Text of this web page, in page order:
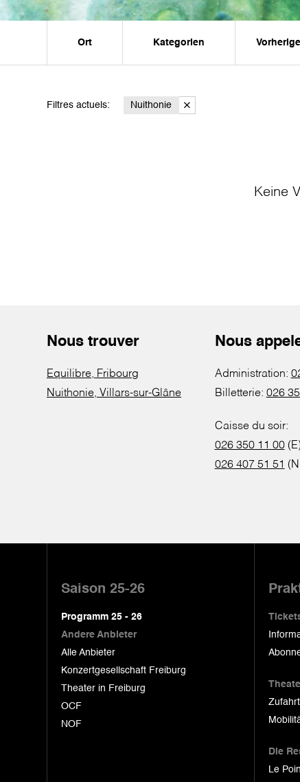
Ort Kategorien
Filtres actuels: Nuithonie
Keine
Nous trouver
Equilibre, Fribourg
Nuithonie, Villars-sur-Glâne
Nous
Administration:
Billetterie: 026
Caisse du soir:
026 350 11 00
026 407 51 51
Saison 25-26
Programm 25 - 26
Andere Anbieter
Alle Anbieter
Konzertgesellschaft Freiburg
Theater in Freiburg
OCF
NOF
Zufahrt
Die
Le